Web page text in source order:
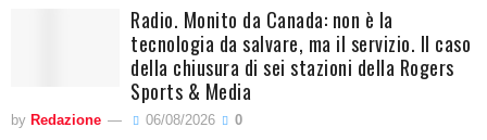
Radio. Monito da Canada: non è la
tecnologia da salvare, ma il servizio. Il caso
della chiusura di sei stazioni della Rogers
Sports & Media
by Redazione 06/08/2026 0